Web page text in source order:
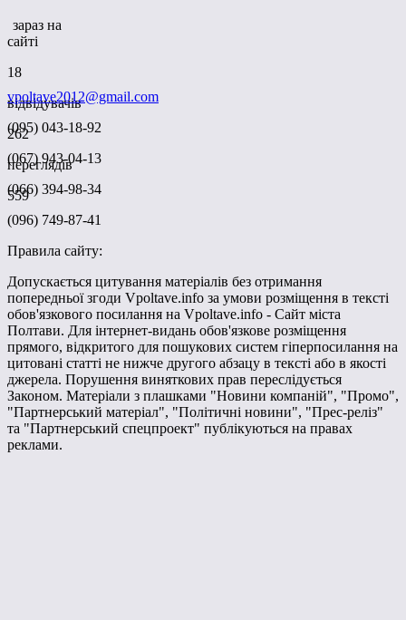
зараз на
сайті
18
відвідувачів
262
переглядів
559
vpoltave2012@gmail.com
(095) 043-18-92
(067) 943-04-13
(066) 394-98-34
(096) 749-87-41
Правила сайту:
Допускається цитування матеріалів без отримання
попередньої згоди Vpoltave.info за умови розміщення в тексті
обов'язкового посилання на Vpoltave.info - Сайт міста
Полтави. Для інтернет-видань обов'язкове розміщення
прямого, відкритого для пошукових систем гіперпосилання на
цитовані статті не нижче другого абзацу в тексті або в якості
джерела. Порушення виняткових прав переслідується
Законом. Матеріали з плашками "Новини компаній", "Промо",
"Партнерський матеріал", "Політичні новини", "Прес-реліз"
та "Партнерський спецпроект" публікуються на правах
реклами.